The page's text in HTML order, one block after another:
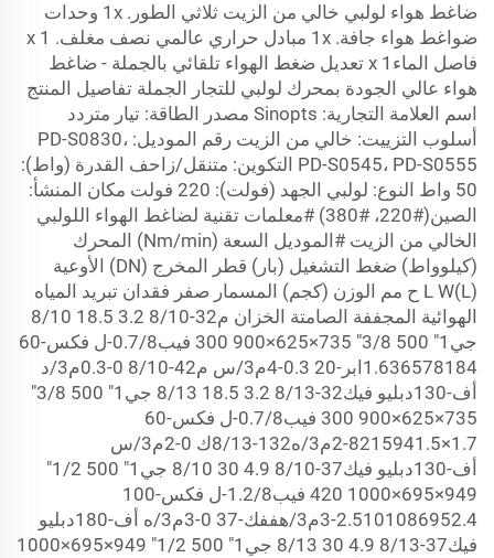
ضاغط هواء لولبي خالي من الزيت ثلاثي الطور. 1x وحدات
ضواغط هواء جافة. 1x مبادل حراري عالمي نصف مغلف. 1 x
فاصل الماء1 x تعديل ضغط الهواء تلقائي بالجملة - ضاغط
هواء عالي الجودة بمحرك لولبي للتجار الجملة تفاصيل المنتج
اسم العلامة التجارية: Sinopts مصدر الطاقة: تيار متردد
أسلوب التزييت: خالي من الزيت رقم الموديل: PD-S0830،
PD-S0545، PD-S0555 التكوين: متنقل/زاحف القدرة (واط):
50 واط النوع: لولبي الجهد (فولت): 220 فولت مكان المنشأ:
الصين(#220، #380) #معلمات تقنية لضاغط الهواء اللولبي
الخالي من الزيت #الموديل السعة (Nm/min) المحرك
(كيلوواط) ضغط التشغيل (بار) قطر المخرج (DN) الأوعية
(L)L
W
ح مم الوزن (كجم) المسمار صفر فقدان تبريد المياه
الهوائية المجففة الصامتة الخزان م32-8/10 3.2 18.5 8/10
جي1" 500 3/8" 735×625×900 300 فيب0.7/8-ل فكس-60
1.636578184ابر-20 0.3-4م3/س م42-8/10 0-0.3م3/د
أف-130دبليو فيك32-8/13 3.2 18.5 8/13 جي1" 500 3/8"
735×625×900 300 فيب0.7/8-ل فكس-60
1.7×8215941.5-2م3/ه132-8/13ك 0-2م3/س
أف-130دبليو فيك37-8/10 4.9 30 8/10 جي1" 500 1/2"
949×695×1000 420 فيب1.2/8-ل فكس-100
2.5101086952.4-3م3/هففك-37 0-3م3/ه أف-180دبليو
فيك37-8/13 4.9 30 8/13 جي1" 500 1/2" 949×695×1000